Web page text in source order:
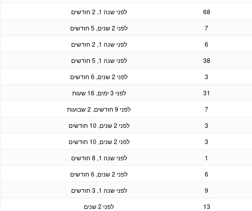
68
לפני שנה 1, 2 חודשים
7
לפני 2 שנים, 5 חודשים
6
לפני שנה 1, 2 חודשים
38
לפני שנה 1, 5 חודשים
3
לפני 2 שנים, 6 חודשים
31
לפני 3 ימים, 16 שעות
7
לפני 9 חודשים, 2 שבועות
3
לפני 2 שנים, 10 חודשים
3
לפני 2 שנים, 10 חודשים
1
לפני שנה 1, 8 חודשים
6
לפני 2 שנים, 6 חודשים
9
לפני שנה 1, 3 חודשים
13
לפני 2 שנים